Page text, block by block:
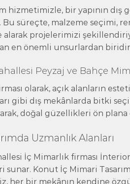
hizmetimizle, bir yapının
süreçte, malzeme seçimi,
projelerimizi
en önemli unsurlardan
Peyzaj ve Bahçe
olarak, açık alanların
gibi dış mekânlarda bitki
doğal güzellikleri ön plana
Uzmanlık Alanları
İç Mimarlık firması
sunar. Konut İç Mimari
her bir mekânın kendine